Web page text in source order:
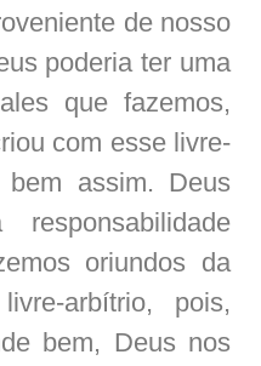
de nosso
poderia ter uma
que fazemos,
com esse livre-
assim. Deus
oriundos da
arbítrio, pois,
bem, Deus nos